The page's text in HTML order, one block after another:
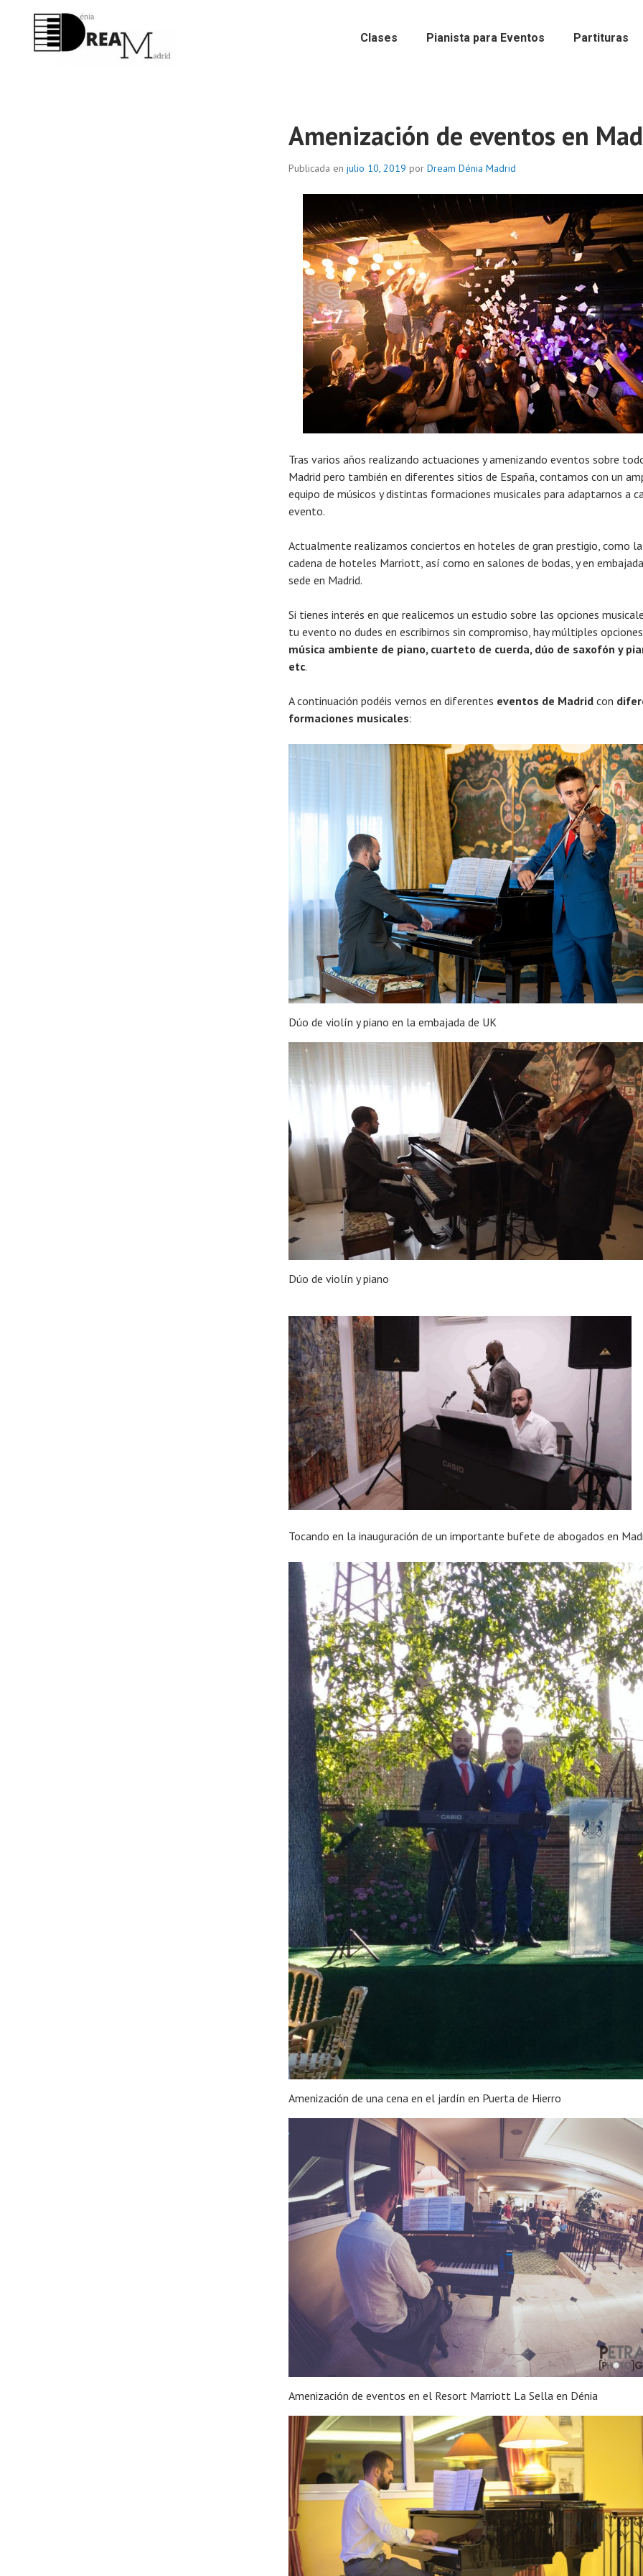
Clases Pianista para Eventos Partituras
Amenización de eventos en
Publicada en julio 10, 2019 por Dream Dénia Madrid
Tras varios años realizando actuaciones y amenizando eventos sobre
Madrid pero también en diferentes sitios de España, contamos con un
equipo de músicos y distintas formaciones musicales para adaptarnos a
evento.
Actualmente realizamos conciertos en hoteles de gran prestigio, como la
cadena de hoteles Marriott, así como en salones de bodas, y en
sede en Madrid.
Si tienes interés en que realicemos un estudio sobre las opciones
tu evento no dudes en escribirnos sin compromiso, hay múltiples
música ambiente de piano, cuarteto de cuerda, dúo de saxofón y
etc.
A continuación podéis vernos en diferentes eventos de Madrid con
formaciones musicales:
Dúo de violín y piano en la embajada de UK
Dúo de violín y piano
Tocando en la inauguración de un importante bufete de abogados en
Amenización de una cena en el jardín en Puerta de Hierro
Amenización de eventos en el Resort Marriott La Sella en Dénia